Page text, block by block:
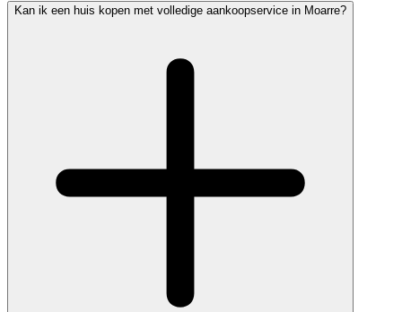
Kan ik een huis kopen met volledige aankoopservice in Moarre?